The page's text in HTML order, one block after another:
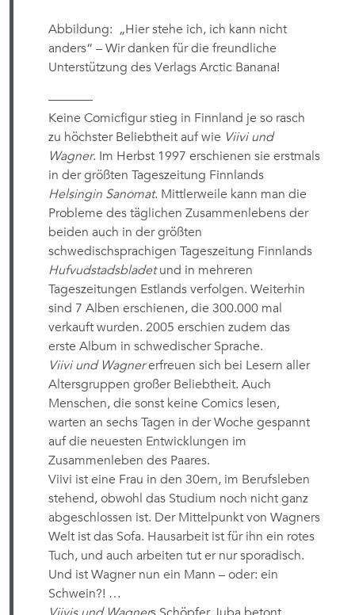
Abbildung: „Hier stehe ich, ich kann nicht
anders“ – Wir danken für die freundliche
Unterstützung des Verlags Arctic Banana!
———–
Keine Comicfigur stieg in Finnland je so rasch
zu höchster Beliebtheit auf wie Viivi und
Wagner. Im Herbst 1997 erschienen sie erstmals
in der größten Tageszeitung Finnlands
Helsingin Sanomat. Mittlerweile kann man die
Probleme des täglichen Zusammenlebens der
beiden auch in der größten
schwedischsprachigen Tageszeitung Finnlands
Hufvudstadsbladetund in mehreren
Tageszeitungen Estlands verfolgen. Weiterhin
sind 7 Alben erschienen, die 300.000 mal
verkauft wurden. 2005 erschien zudem das
erste Album in schwedischer Sprache.
Viivi und Wagnererfreuen sich bei Lesern aller
Altersgruppen großer Beliebtheit. Auch
Menschen, die sonst keine Comics lesen,
warten an sechs Tagen in der Woche gespannt
auf die neuesten Entwicklungen im
Zusammenleben des Paares.
Viivi ist eine Frau in den 30ern, im Berufsleben
stehend, obwohl das Studium noch nicht ganz
abgeschlossen ist. Der Mittelpunkt von Wagners
Welt ist das Sofa. Hausarbeit ist für ihn ein rotes
Tuch, und auch arbeiten tut er nur sporadisch.
Und ist Wagner nun ein Mann – oder: ein
Schwein?! …